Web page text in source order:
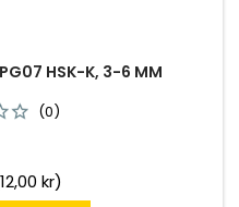
PG07 HSK-K, 3-6 MM
(0)
kr)